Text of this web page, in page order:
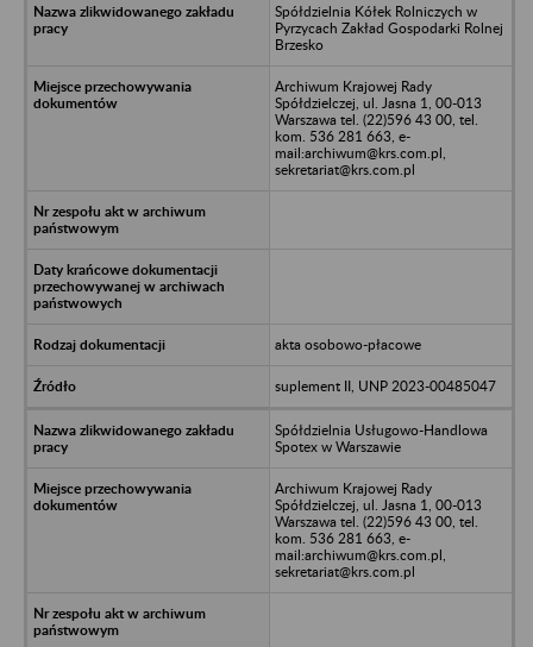
Spółdzielnia Kółek Rolniczych w
Pyrzycach Zakład Gospodarki Rolnej
Brzesko
Archiwum Krajowej Rady
Spółdzielczej, ul. Jasna 1, 00-013
Warszawa tel. (22)596 43 00, tel.
kom. 536 281 663, e-
mail:archiwum@krs.com.pl,
sekretariat@krs.com.pl
akta osobowo-płacowe
suplement II, UNP 2023-00485047
Spółdzielnia Usługowo-Handlowa
Spotex w Warszawie
Archiwum Krajowej Rady
Spółdzielczej, ul. Jasna 1, 00-013
Warszawa tel. (22)596 43 00, tel.
kom. 536 281 663, e-
mail:archiwum@krs.com.pl,
sekretariat@krs.com.pl